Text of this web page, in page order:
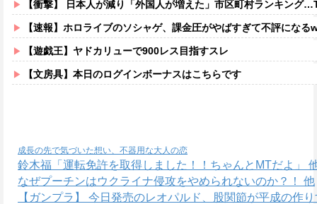
【衝撃】 日本人が減り「外国人が増えた」市区町村ランキング
【速報】ホロライブのソシャゲ、課金圧がやばすぎて不評にな
【遊戯王】ヤドカリューで900レス目指すスレ
【文房具】本日のログインボーナスはこちらです
成長の先で気づいた想い、不器用な大人の恋
鈴木福「運転免許を取得しました！！ちゃんとMTだよ」
なぜプーチンはウクライナ侵攻をやめられないのか？！ 他
【ガンプラ】 今日発売のレオパルド、股関節が平成の作